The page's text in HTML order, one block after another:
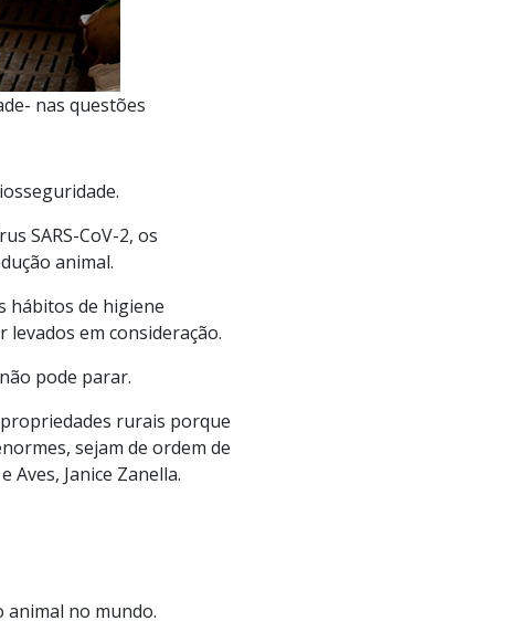
nas questões
SARS-CoV-2, os
animal.
hábitos de higiene
em consideração.
pode parar.
rurais porque
sejam de ordem de
Aves, Janice Zanella.
animal no mundo.